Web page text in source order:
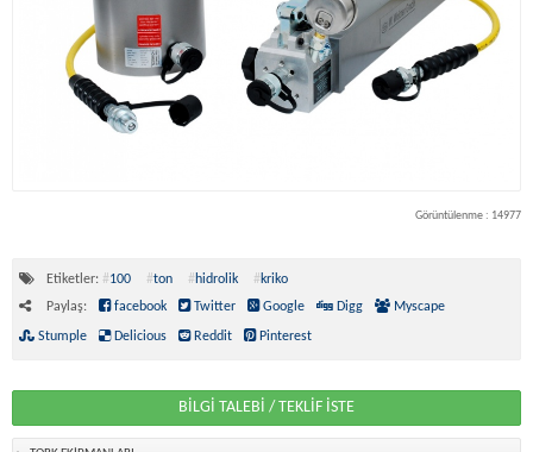
Görüntülenme : 14977
Etiketler: #100 #ton # hidrolik #kriko
Paylaş:
facebook Twitter Google Digg Myscape
Stumple Delicious Reddit Pinterest
BİLGİ TALEBİ / TEKLİF İSTE